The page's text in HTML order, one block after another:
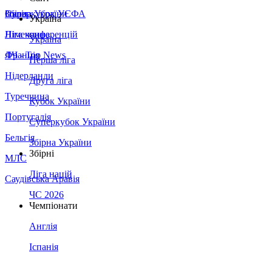
Збірна України
Італія
Німеччина
Франція
Нідерланди
Туреччина
Португалія
Бельгія
МЛС
Саудівська Аравія
Суперкубок УЄФА
Ліга конференцій
ЛЧ - Top News
Україна
Україна
Перша ліга
Друга ліга
Кубок України
Суперкубок України
Збірна України
Збірні
Ліга націй
ЧС 2026
Чемпіонати
Англія
Іспанія